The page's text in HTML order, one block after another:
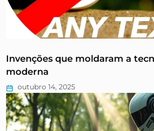
Invenções que moldaram a
moderna
outubro 14, 2025